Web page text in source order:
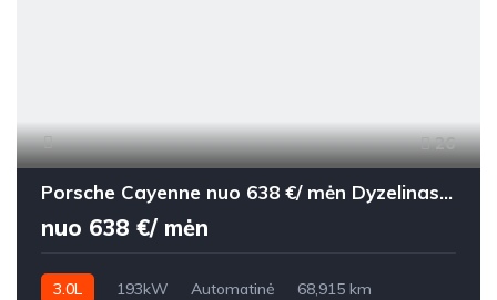
26
Porsche Cayenne nuo 638 €/ mėn Dyzelinas 2015m. Visureigis Automatinė
nuo 638 €/ mėn
3.0L 193kW Automatinė
68,915 km